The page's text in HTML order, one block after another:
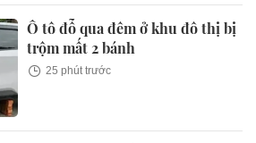
Ô tô đỗ qua đêm ở khu đô thị bị
trộm mất 2 bánh
25 phút trước